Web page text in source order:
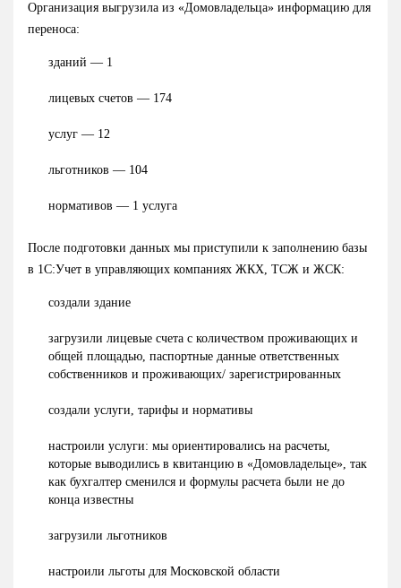
Организация выгрузила из «Домовладельца» информацию для
переноса:
зданий — 1
лицевых счетов — 174
услуг — 12
льготников — 104
нормативов — 1 услуга
После подготовки данных мы приступили к заполнению базы
в 1С:Учет в управляющих компаниях ЖКХ, ТСЖ и ЖСК:
создали здание
загрузили лицевые счета с количеством проживающих и
общей площадью, паспортные данные ответственных
собственников и проживающих/ зарегистрированных
создали услуги, тарифы и нормативы
настроили услуги: мы ориентировались на расчеты,
которые выводились в квитанцию в «Домовладельце», так
как бухгалтер сменился и формулы расчета были не до
конца известны
загрузили льготников
настроили льготы для Московской области